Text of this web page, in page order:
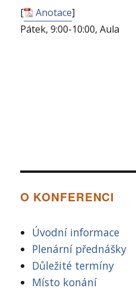
[
Anotace]
Pátek, 9:00-10:00, Aula
O KONFERENCI
Úvodní informace
Plenární přednášky
Důležité termíny
Místo konání